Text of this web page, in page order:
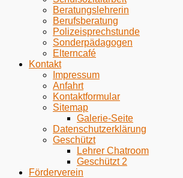
Beratungslehrerin
Berufsberatung
Polizeisprechstunde
Sonderpädagogen
Elterncafé
Kontakt
Impressum
Anfahrt
Kontaktformular
Sitemap
Galerie-Seite
Datenschutzerklärung
Geschützt
Lehrer Chatroom
Geschützt 2
Förderverein